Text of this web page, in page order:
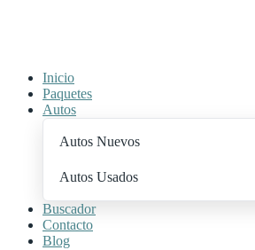
Inicio
Paquetes
Autos
Autos Nuevos
Autos Usados
Buscador
Contacto
Blog